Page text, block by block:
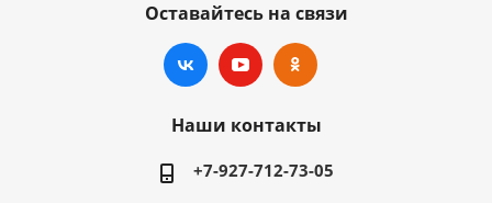
Оставайтесь на связи
Наши контакты
+7-927-712-73-05